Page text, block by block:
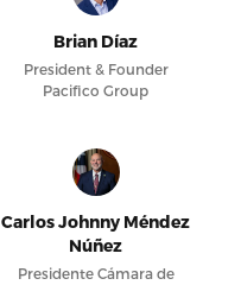
Brian Díaz
President & Founder
Pacifico Group
Carlos Johnny Méndez
Núñez
Presidente Cámara de